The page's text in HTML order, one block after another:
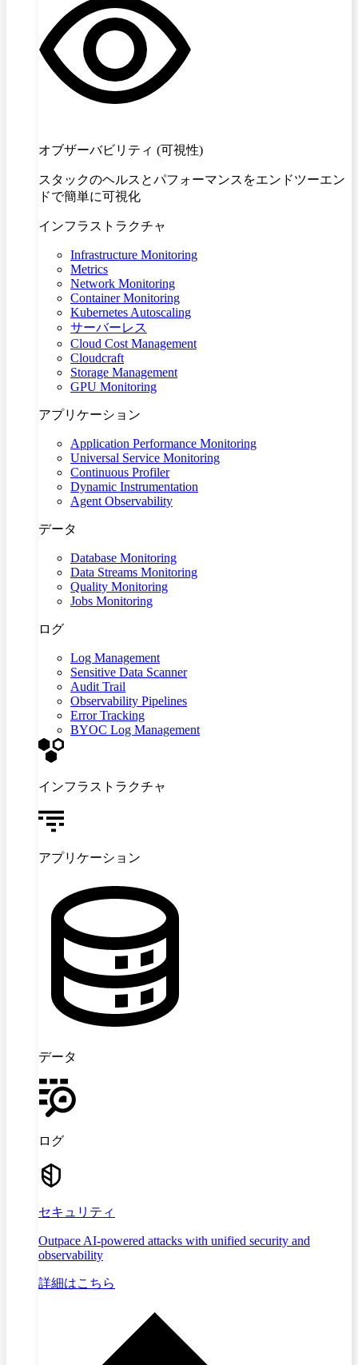
オブザーバビリティ (可視性)
スタックのヘルスとパフォーマンスをエンドツーエン
ドで簡単に可視化
インフラストラクチャ
Infrastructure Monitoring
Metrics
Network Monitoring
Container Monitoring
Kubernetes Autoscaling
サーバーレス
Cloud Cost Management
Cloudcraft
Storage Management
GPU Monitoring
アプリケーション
Application Performance Monitoring
Universal Service Monitoring
Continuous Profiler
Dynamic Instrumentation
Agent Observability
データ
Database Monitoring
Data Streams Monitoring
Quality Monitoring
Jobs Monitoring
ログ
Log Management
Sensitive Data Scanner
Audit Trail
Observability Pipelines
Error Tracking
BYOC Log Management
インフラストラクチャ
アプリケーション
データ
ログ
セキュリティ
Outpace AI-powered attacks with unified security and
observability
詳細はこちら